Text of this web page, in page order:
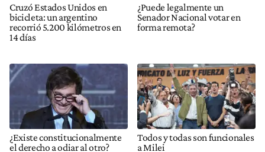
Cruzó Estados Unidos en
bicicleta: un argentino
recorrió 5.200 kilómetros en
14 días
¿Puede legalmente un
Senador Nacional votar en
forma remota?
¿Existe constitucionalmente
el derecho a odiar al otro?
Todos y todas son funcionales
a Milei